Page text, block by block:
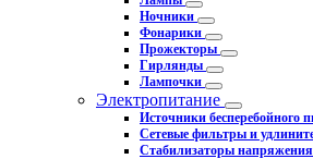
Ночники
Фонарики
Прожекторы
Гирлянды
Лампочки
Электропитание
Источники бесперебойного
Сетевые фильтры и
Стабилизаторы напряжения